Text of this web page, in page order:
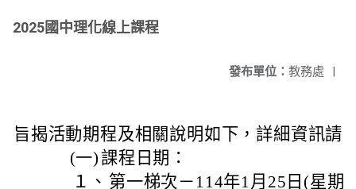
2025國中理化線上課程
發布單位： 教務處 |
旨揭活動期程及相關說明如下，詳細資訊請
(一)課程日期：
１、 第一梯次－114年1月25日(星期